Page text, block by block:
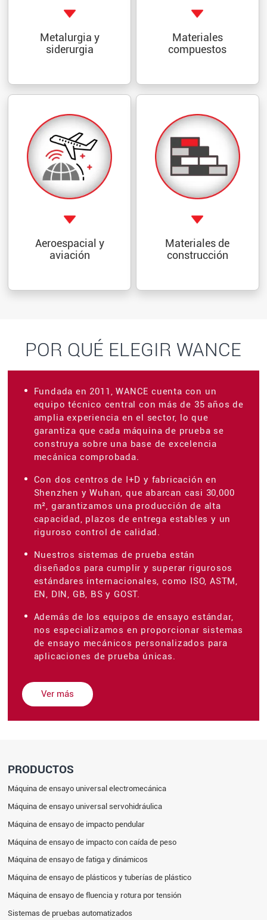
Metalurgia y
siderurgia
Materiales
compuestos
Aeroespacial y
aviación
Materiales de
construcción
POR QUÉ ELEGIR WANCE
Fundada en 2011, WANCE cuenta con un
equipo técnico central con más de 35 años de
amplia experiencia en el sector, lo que
garantiza que cada máquina de prueba se
construya sobre una base de excelencia
mecánica comprobada.
Con dos centros de I+D y fabricación en
Shenzhen y Wuhan, que abarcan casi 30,000
m², garantizamos una producción de alta
capacidad, plazos de entrega estables y un
riguroso control de calidad.
Nuestros sistemas de prueba están
diseñados para cumplir y superar rigurosos
estándares internacionales, como ISO, ASTM,
EN, DIN, GB, BS y GOST.
Además de los equipos de ensayo estándar,
nos especializamos en proporcionar sistemas
de ensayo mecánicos personalizados para
aplicaciones de prueba únicas.
Ver más
PRODUCTOS
Máquina de ensayo universal electromecánica
Máquina de ensayo universal servohidráulica
Máquina de ensayo de impacto pendular
Máquina de ensayo de impacto con caída de peso
Máquina de ensayo de fatiga y dinámicos
Máquina de ensayo de plásticos y tuberías de plástico
Máquina de ensayo de fluencia y rotura por tensión
Sistemas de pruebas automatizados